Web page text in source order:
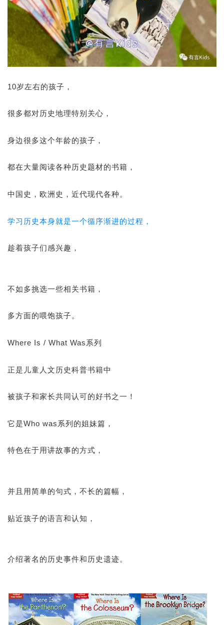
10岁左右的孩子，
很多都对历史地理特别关心，
身边很多这个年龄的孩子，
都在大量阅读各种历史题材的书籍，
中国史，欧洲史，近代现代各种。
学习历史本身就是一个循序渐进的过程，
趁着孩子们感兴趣，
不如多挑选一些相关书籍，
多方面的喂饱孩子。
Where Is / What Was系列
正是儿童人文历史科普书籍中
被孩子和家长共同认可的好书之一！
它是Who was系列的姐妹篇，
特色在于用讲故事的方式，
并且用简单的句式，不长的篇幅，
贴近孩子的语言和认知，
介绍著名的历史事件和历史遗迹。